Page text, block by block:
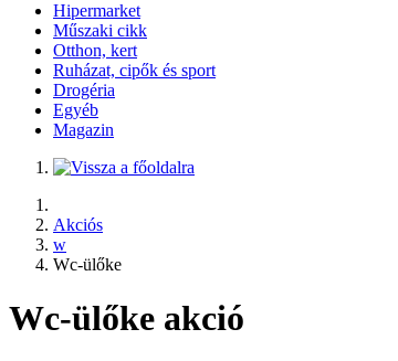
Hipermarket
Műszaki cikk
Otthon, kert
Ruházat, cipők és sport
Drogéria
Egyéb
Magazin
Akciós
w
Wc-ülőke
Wc-ülőke akció